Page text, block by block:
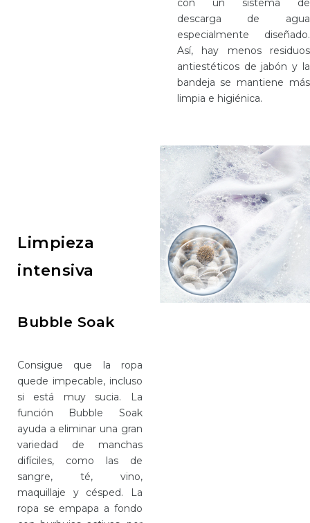
con un sistema de
descarga de agua
especialmente diseñado.
Así, hay menos residuos
antiestéticos de jabón y la
bandeja se mantiene más
limpia e higiénica.
Limpieza
intensiva
Bubble Soak
Consigue que la ropa
quede impecable, incluso
si está muy sucia. La
función Bubble Soak
ayuda a eliminar una gran
variedad de manchas
difíciles, como las de
sangre, té, vino,
maquillaje y césped. La
ropa se empapa a fondo